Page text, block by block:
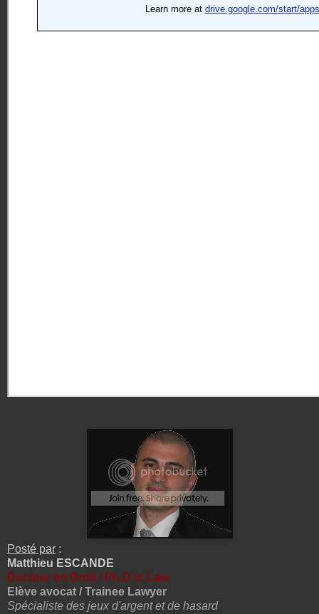
Posté par :
Matthieu ESCANDE
Docteur en Droit / Ph.D in Law
Elève avocat / Trainee Lawyer
Spécialiste des jeux d'argent et de hasard